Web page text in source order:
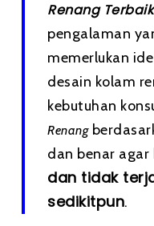
Renang Terbaik
pengalaman
memerlukan
desain kolam
kebutuhan
Renang
dan benar agar
dan tidak
sedikitpun.